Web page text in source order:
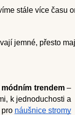
stále více času
jemné, přesto
trendem–
k jednoduchosti a
pro náušnice stromy